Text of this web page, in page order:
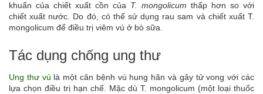
khuẩn của chiết xuất cồn của T. mongolicum thấp hơn so với
chiết xuất nước. Do đó, có thể sử dụng rau sam và chiết xuất T.
mongolicum để điều trị viêm vú ở bò sữa.
Tác dụng chống ung thư
Ung thư vú là một căn bệnh vú hung hãn và gây tử vong với các
lựa chọn điều trị hạn chế. Mặc dù T. mongolicum (một loại thuốc